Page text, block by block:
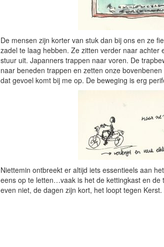
De mensen zijn korter van stuk dan bij ons en ze
zadel te laag hebben. Ze zitten verder naar
stuur uit. Japanners trappen naar voren. De
naar beneden trappen en zetten onze
dat gevoel komt bij me op. De beweging is erg
Niettemin ontbreekt er altijd iets essentieels aan
eens op te letten…vaak is het de kettingkast en
even niet, de dagen zijn kort, het loopt tegen